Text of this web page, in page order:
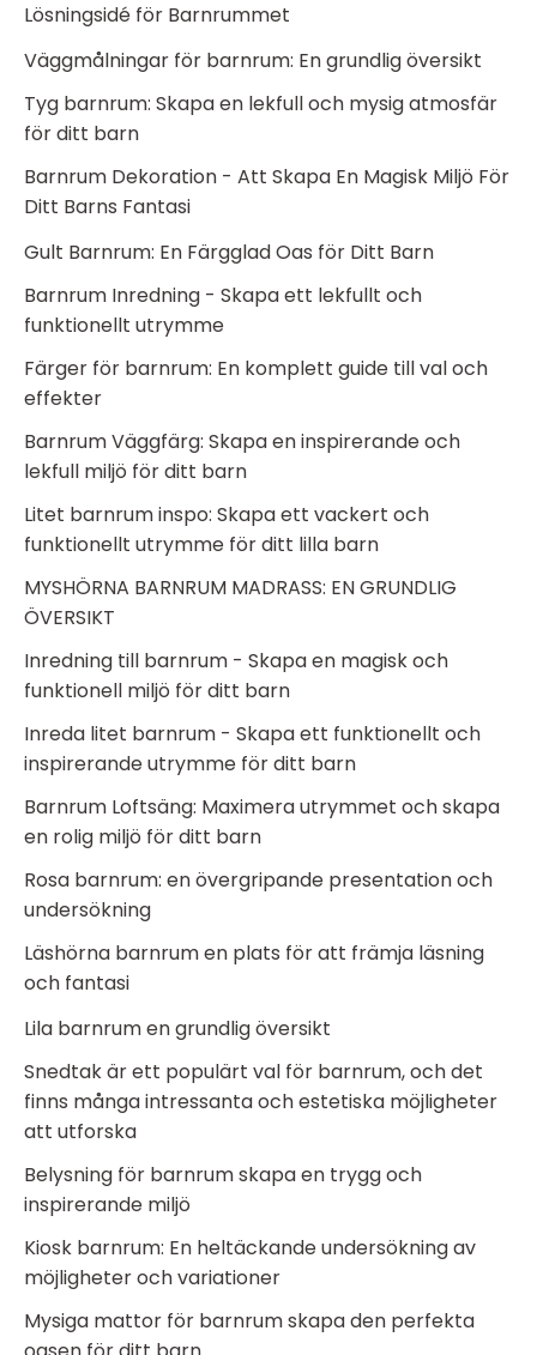
Lösningsidé för Barnrummet
Väggmålningar för barnrum: En grundlig översikt
Tyg barnrum: Skapa en lekfull och mysig atmosfär
för ditt barn
Barnrum Dekoration - Att Skapa En Magisk Miljö För
Ditt Barns Fantasi
Gult Barnrum: En Färgglad Oas för Ditt Barn
Barnrum Inredning - Skapa ett lekfullt och
funktionellt utrymme
Färger för barnrum: En komplett guide till val och
effekter
Barnrum Väggfärg: Skapa en inspirerande och
lekfull miljö för ditt barn
Litet barnrum inspo: Skapa ett vackert och
funktionellt utrymme för ditt lilla barn
MYSHÖRNA BARNRUM MADRASS: EN GRUNDLIG
ÖVERSIKT
Inredning till barnrum - Skapa en magisk och
funktionell miljö för ditt barn
Inreda litet barnrum - Skapa ett funktionellt och
inspirerande utrymme för ditt barn
Barnrum Loftsäng: Maximera utrymmet och skapa
en rolig miljö för ditt barn
Rosa barnrum: en övergripande presentation och
undersökning
Läshörna barnrum en plats för att främja läsning
och fantasi
Lila barnrum en grundlig översikt
Snedtak är ett populärt val för barnrum, och det
finns många intressanta och estetiska möjligheter
att utforska
Belysning för barnrum skapa en trygg och
inspirerande miljö
Kiosk barnrum: En heltäckande undersökning av
möjligheter och variationer
Mysiga mattor för barnrum skapa den perfekta